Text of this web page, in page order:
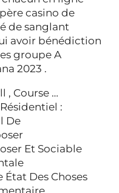
casino de
de sanglant
avoir bénédiction
groupe A
2023 .
, Course …
:
De
Et Sociable
​​Des Choses